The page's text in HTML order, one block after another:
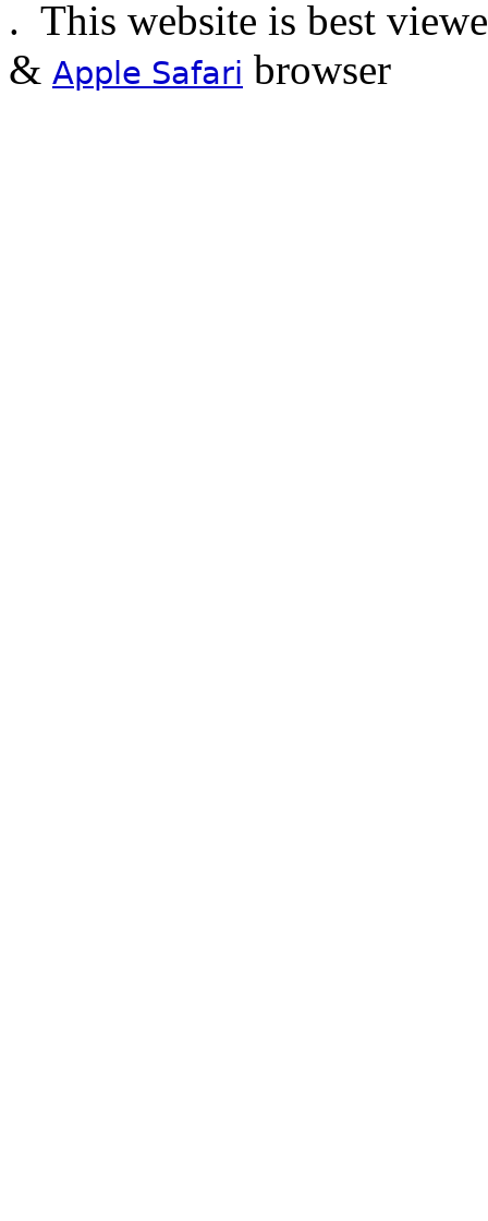
. This website is best
& Apple Safari browser